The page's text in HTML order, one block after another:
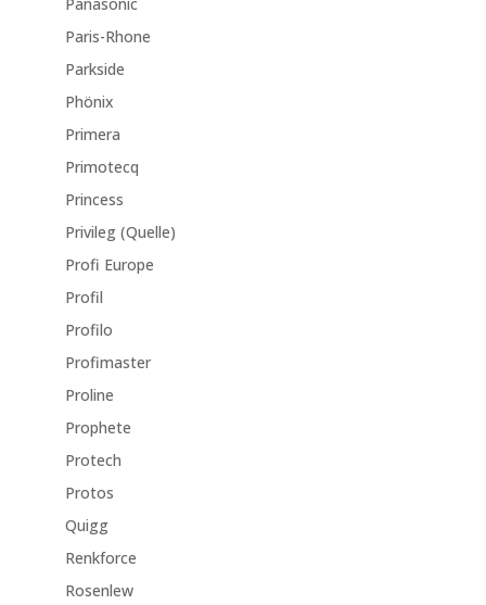
Paris-Rhone
Parkside
Phönix
Primera
Primotecq
Princess
Privileg (Quelle)
Profi Europe
Profil
Profilo
Profimaster
Proline
Prophete
Protech
Protos
Quigg
Renkforce
Rosenlew